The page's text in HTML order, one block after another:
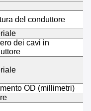
del conduttore
dei cavi in
OD (millimetri)